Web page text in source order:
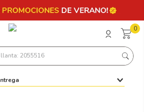
0
tu llanta: 2055516
Términos más buscados